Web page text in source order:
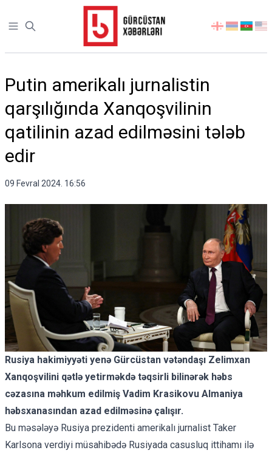
Open sidebar
აირჩიეთ
Putin amerikalı jurnalistin
qarşılığında Xanqoşvilinin
qatilinin azad edilməsini tələb
edir
09 Fevral 2024. 16:56
Rusiya hakimiyyəti yenə Gürcüstan vətəndaşı Zelimxan
Xanqoşvilini qətlə yetirməkdə təqsirli bilinərək həbs
cəzasına məhkum edilmiş Vadim Krasikovu Almaniya
həbsxanasından azad edilməsinə çalışır.
Bu məsələyə Rusiya prezidenti amerikalı jurnalist Taker
Karlsona verdiyi müsahibədə Rusiyada casusluq ittihamı ilə